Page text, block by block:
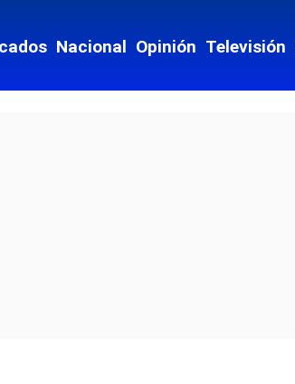
Nacional Opinión Televisión